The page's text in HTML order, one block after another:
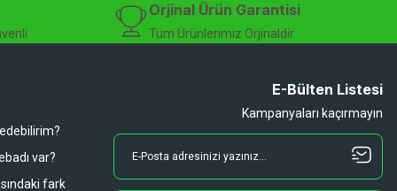
Orjinal Ürün Garantisi
Tüm Ürünlerimiz Orjinaldir
var?
fark
E-Bülten Listesi
Kampanyaları kaçırmayın